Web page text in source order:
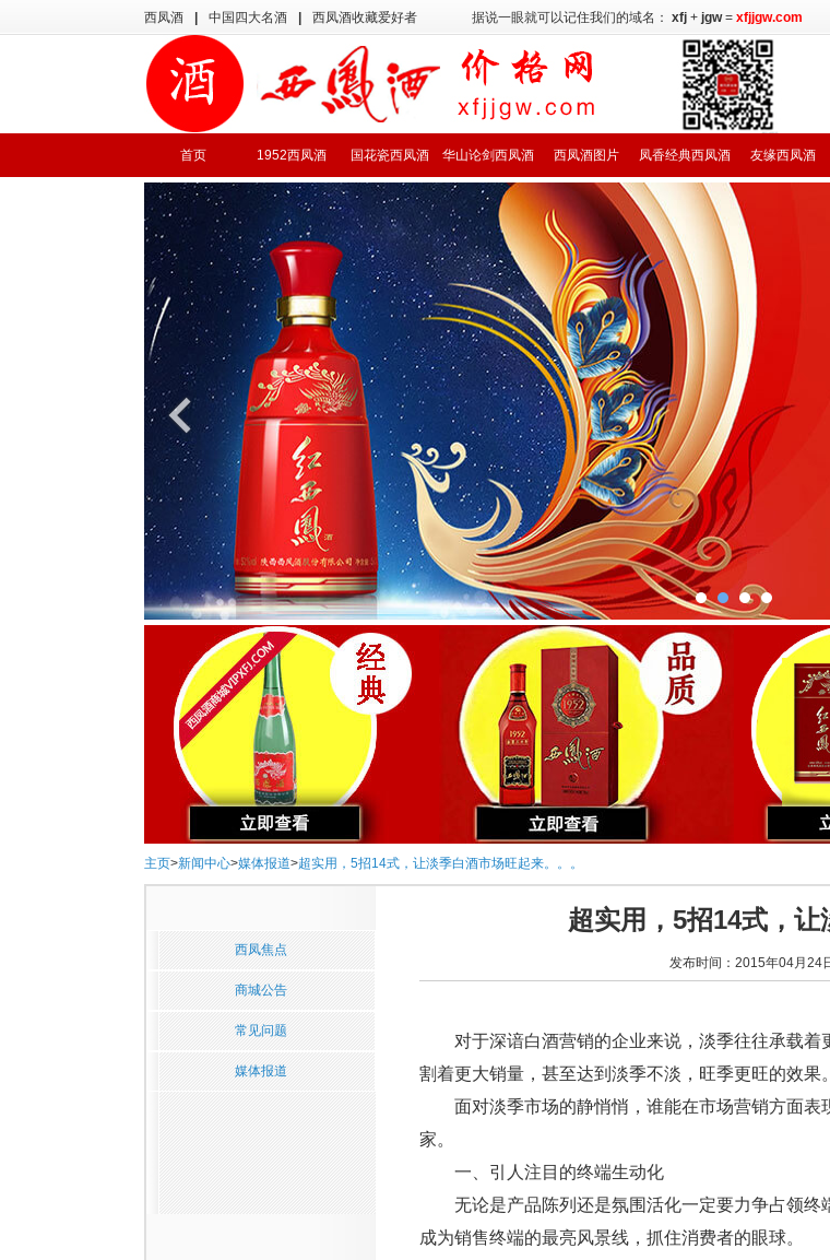
西凤酒 中国四大名酒 西凤酒收藏爱好者 据说一眼就可以记住我们的域名： xfj + jgw= xfjjgw.com
首页 1952西凤酒 国花瓷西凤酒 华山论剑西凤酒 西凤酒图片 凤香经典西凤酒 友缘西凤酒
主页>新闻中心>媒体报道>超实用，5招14式，让淡季白酒市场旺起来。。。
西凤焦点
商城公告
常见问题
媒体报道
超实用，5招14式，让
发布时间：2015年04月24
对于深谙白酒营销的企业来说，淡季往往承载着
割着更大销量，甚至达到淡季不淡，旺季更旺的效果。
面对淡季市场的静悄悄，谁能在市场营销方面表
家。
一、引人注目的终端生动化
无论是产品陈列还是氛围活化一定要力争占领终
成为销售终端的最亮风景线，抓住消费者的眼球。